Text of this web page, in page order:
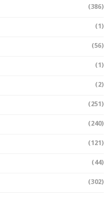
(386)
(1)
(56)
(1)
(2)
(251)
(240)
(121)
(44)
(302)